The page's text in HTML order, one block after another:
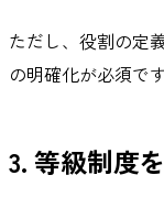
ただし、役割の定
の明確化が必須です
3. 等級制度